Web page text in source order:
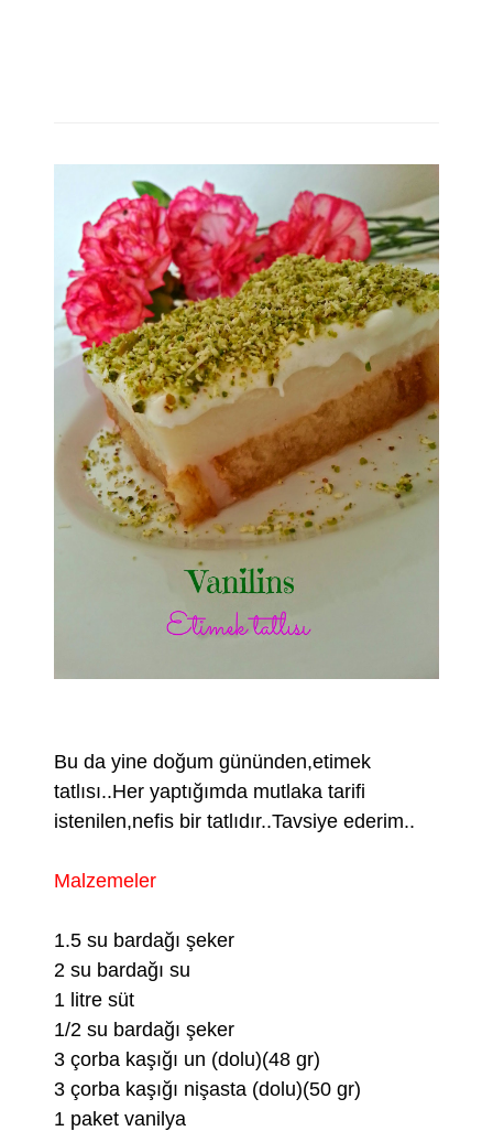
Bu da yine doğum gününden,etimek
tatlısı..Her yaptığımda mutlaka tarifi
istenilen,nefis bir tatlıdır..Tavsiye ederim..
Malzemeler
1.5 su bardağı şeker
2 su bardağı su
1 litre süt
1/2 su bardağı şeker
3 çorba kaşığı un (dolu)(48 gr)
3 çorba kaşığı nişasta (dolu)(50 gr)
1 paket vanilya